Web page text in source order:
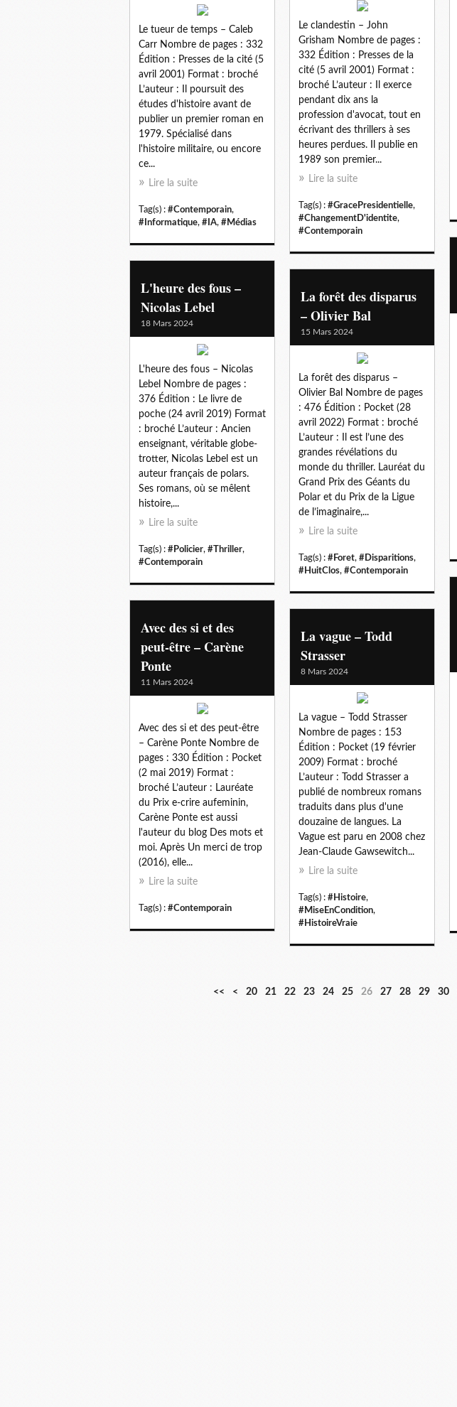
Le clandestin – John
Grisham Nombre de pages :
332 Édition : Presses de la
cité (5 avril 2001) Format :
broché L’auteur : Il exerce
pendant dix ans la
profession d'avocat, tout en
écrivant des thrillers à ses
heures perdues. Il publie en
1989 son premier...
Lire la suite
Tag(s) : #GracePresidentielle,
#ChangementD'identite,
#Contemporain
Le tueur de temps – Caleb
Carr Nombre de pages : 332
Édition : Presses de la cité (5
avril 2001) Format : broché
L’auteur : Il poursuit des
études d'histoire avant de
publier un premier roman en
1979. Spécialisé dans
l'histoire militaire, ou encore
ce...
Lire la suite
Tag(s) : #Contemporain,
#Informatique, #IA, #Médias
L'heure des fous –
Nicolas Lebel
18 Mars 2024
L'heure des fous – Nicolas
Lebel Nombre de pages :
376 Édition : Le livre de
poche (24 avril 2019) Format
: broché L’auteur : Ancien
enseignant, véritable globe-
trotter, Nicolas Lebel est un
auteur français de polars.
Ses romans, où se mêlent
histoire,...
Lire la suite
Tag(s) : #Policier, #Thriller,
#Contemporain
La forêt des disparus
– Olivier Bal
15 Mars 2024
La forêt des disparus –
Olivier Bal Nombre de pages
: 476 Édition : Pocket (28
avril 2022) Format : broché
L’auteur : Il est l’une des
grandes révélations du
monde du thriller. Lauréat du
Grand Prix des Géants du
Polar et du Prix de la Ligue
de l’imaginaire,...
Lire la suite
Tag(s) : #Foret, #Disparitions,
#HuitClos, #Contemporain
Avec des si et des
peut-être – Carène
Ponte
11 Mars 2024
Avec des si et des peut-être
– Carène Ponte Nombre de
pages : 330 Édition : Pocket
(2 mai 2019) Format :
broché L’auteur : Lauréate
du Prix e-crire aufeminin,
Carène Ponte est aussi
l'auteur du blog Des mots et
moi. Après Un merci de trop
(2016), elle...
Lire la suite
Tag(s) : #Contemporain
La vague – Todd
Strasser
8 Mars 2024
La vague – Todd Strasser
Nombre de pages : 153
Édition : Pocket (19 février
2009) Format : broché
L’auteur : Todd Strasser a
publié de nombreux romans
traduits dans plus d'une
douzaine de langues. La
Vague est paru en 2008 chez
Jean-Claude Gawsewitch...
Lire la suite
Tag(s) : #Histoire,
#MiseEnCondition,
#HistoireVraie
<< <
1
20 21 22 23 24 25 26 27 28 29 30